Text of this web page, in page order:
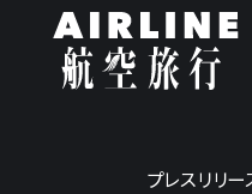
プレスリリ